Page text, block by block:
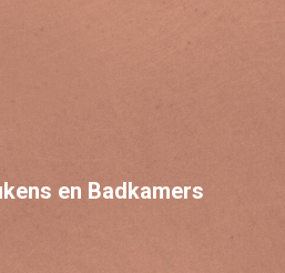
en Badkamers